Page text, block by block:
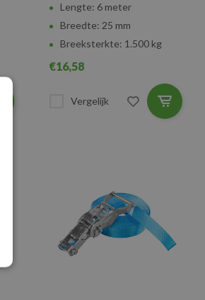
Lengte: 6 meter
Breedte: 25 mm
Breeksterkte: 1.500 kg
€16,58
Vergelijk